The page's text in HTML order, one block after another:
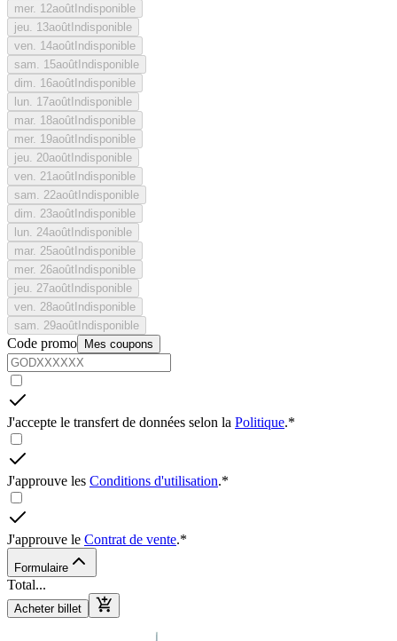
mer. 12aoûtIndisponible
jeu.
13aoûtIndisponible
ven. 14aoûtIndisponible
sam.
15aoûtIndisponible
dim.
16aoûtIndisponible
lun. 17aoûtIndisponible
mar. 18aoûtIndisponible
mer. 19aoûtIndisponible
jeu.
20aoûtIndisponible
ven. 21aoûtIndisponible
sam.
22aoûtIndisponible
dim.
23aoûtIndisponible
lun. 24aoûtIndisponible
mar. 25aoûtIndisponible
mer. 26aoûtIndisponible
jeu.
27aoûtIndisponible
ven. 28aoûtIndisponible
sam.
29aoûtIndisponible
Code promo Mes coupons
J'accepte le transfert de données selon la Politique.*
J'approuve les Conditions d'utilisation.*
J'approuve le Contrat de vente.*
Formulaire
Total...
Acheter billet